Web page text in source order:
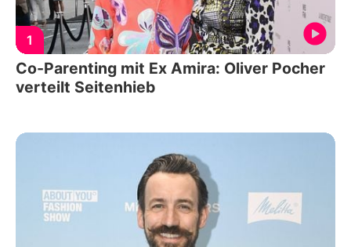
1
Co-Parenting mit Ex Amira: Oliver Pocher
verteilt Seitenhieb